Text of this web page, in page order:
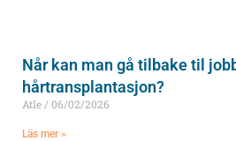
Når kan man gå tilbake til
hårtransplantasjon?
Atle 06/02/2026
Läs mer »